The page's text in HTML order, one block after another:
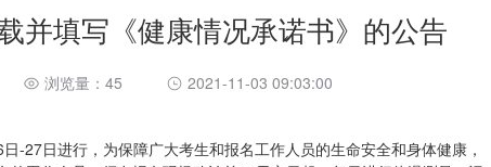
并填写《健康情况承诺书》的公告
浏览量：45 2021-11-03 09:03:00
-27日进行，为保障广大考生和报名工作人员的生命安全和身体健康，